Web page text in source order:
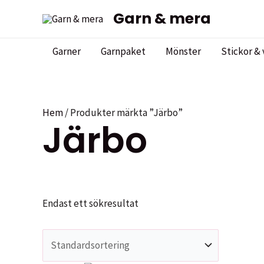
Garn & mera
Garner Garnpaket Mönster Stickor &
Hem/ Produkter märkta ”Järbo”
Järbo
Endast ett sökresultat